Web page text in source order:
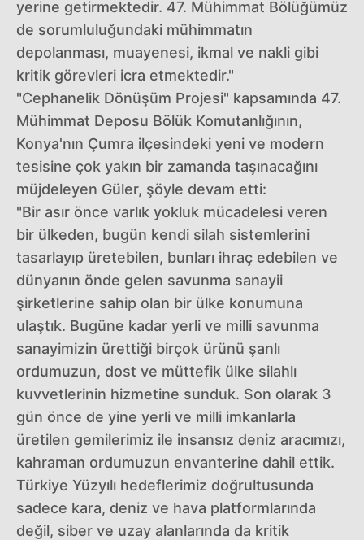
yerine getirmektedir. 47. Mühimmat Bölüğümüz
de sorumluluğundaki mühimmatın
depolanması, muayenesi, ikmal ve nakli gibi
kritik görevleri icra etmektedir."
"Cephanelik Dönüşüm Projesi" kapsamında 47.
Mühimmat Deposu Bölük Komutanlığının,
Konya'nın Çumra ilçesindeki yeni ve modern
tesisine çok yakın bir zamanda taşınacağını
müjdeleyen Güler, şöyle devam etti:
"Bir asır önce varlık yokluk mücadelesi veren
bir ülkeden, bugün kendi silah sistemlerini
tasarlayıp üretebilen, bunları ihraç edebilen ve
dünyanın önde gelen savunma sanayii
şirketlerine sahip olan bir ülke konumuna
ulaştık. Bugüne kadar yerli ve milli savunma
sanayimizin ürettiği birçok ürünü şanlı
ordumuzun, dost ve müttefik ülke silahlı
kuvvetlerinin hizmetine sunduk. Son olarak 3
gün önce de yine yerli ve milli imkanlarla
üretilen gemilerimiz ile insansız deniz aracımızı,
kahraman ordumuzun envanterine dahil ettik.
Türkiye Yüzyılı hedeflerimiz doğrultusunda
sadece kara, deniz ve hava platformlarında
değil, siber ve uzay alanlarında da kritik